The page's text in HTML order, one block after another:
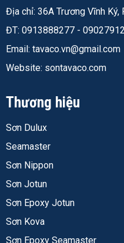
Địa chỉ: 36A Trương Vĩnh Ký,
ĐT: 0913888277 -
Email: tavaco.vn@gmail.com
Website: sontavaco.com
Thương hiệu
Sơn Dulux
Seamaster
Sơn Nippon
Sơn Jotun
Sơn Epoxy Jotun
Sơn Kova
Sơn Epoxy Seamaster